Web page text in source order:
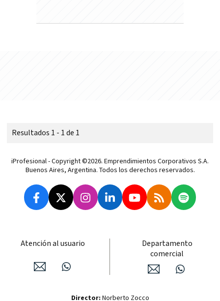
Resultados 1 - 1 de 1
iProfesional - Copyright ©2026. Emprendimientos Corporativos S.A.
Buenos Aires, Argentina. Todos los derechos reservados.
Atención al usuario
Departamento
comercial
Director: Norberto Zocco